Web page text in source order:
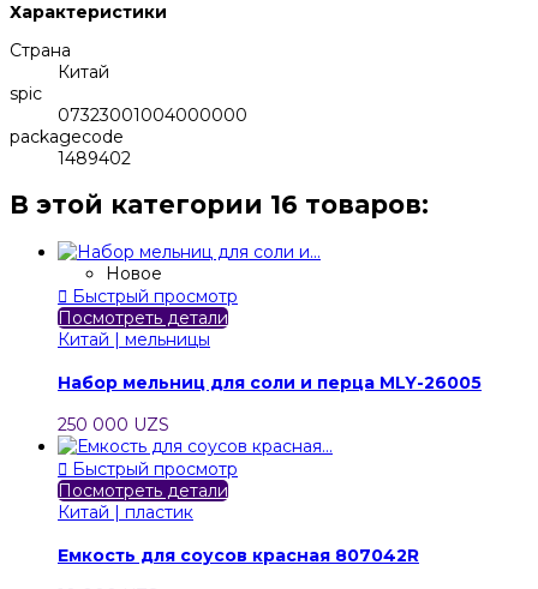
Характеристики
Страна
Китай
spic
07323001004000000
packagecode
1489402
В этой категории 16 товаров:
Новое
 Быстрый просмотр
Посмотреть детали
Китай | мельницы
Набор мельниц для соли и перца MLY-26005
250 000 UZS
 Быстрый просмотр
Посмотреть детали
Китай | пластик
Емкость для соусов красная 807042R